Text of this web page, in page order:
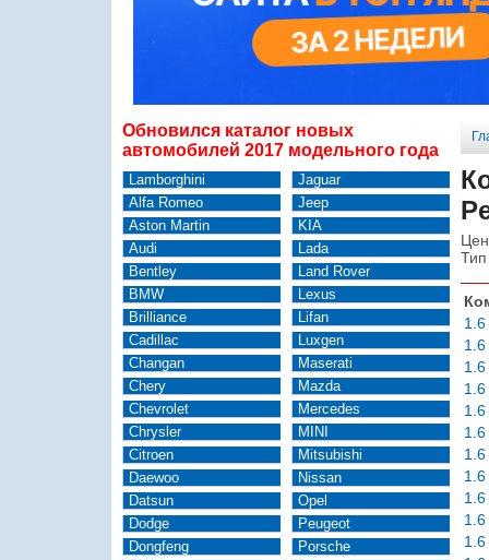
Обновился каталог новых
автомобилей 2017 модельного года
Lamborghini
Alfa Romeo
Aston Martin
Audi
Bentley
BMW
Brilliance
Cadillac
Changan
Chery
Chevrolet
Chrysler
Citroen
Daewoo
Datsun
Dodge
Dongfeng
Jaguar
Jeep
KIA
Lada
Land Rover
Lexus
Lifan
Luxgen
Maserati
Mazda
Mercedes
MINI
Mitsubishi
Nissan
Opel
Peugeot
Porsche
1.6
1.6
1.6
1.6